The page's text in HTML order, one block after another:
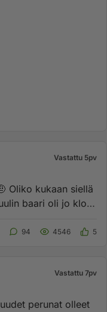
Vastattu 5pv
Oliko kukaan siellä
baari oli jo klo
94 4546 5
Vastattu 7pv
perunat olleet